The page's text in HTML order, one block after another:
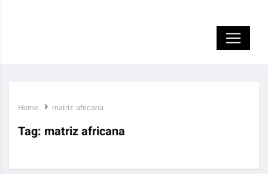
Home matriz africana
Tag: matriz africana